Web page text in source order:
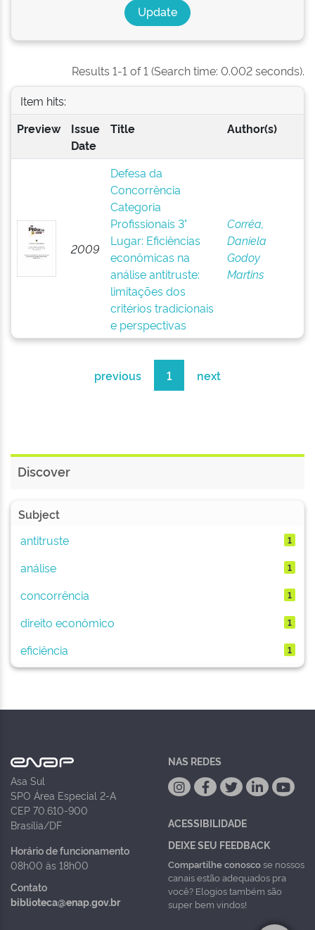
Results 1-1 of 1 (Search time: 0.002 seconds).
Item hits:
Preview
Issue
Date
Title Author(s)
2009
Defesa da
Concorrência
Categoria
Profissionais 3°
Lugar: Eficiências
econômicas na
análise antitruste:
limitações dos
critérios tradicionais
e perspectivas
Corrêa,
Daniela
Godoy
Martins
previous 1 next
Discover
Subject
antitruste
1
análise 1
concorrência 1
direito econômico 1
eficiência 1
Asa Sul
SPO Área Especial 2-A
CEP 70.610-900
Brasília/DF
Horário de funcionamento
08h00 às 18h00
Contato
biblioteca@enap.gov.br
NAS REDES
ACESSIBILIDADE
DEIXE SEU FEEDBACK
Compartilhe conoscose nossos
canais estão adequados pra
você? Elogios também são
super bem vindos!